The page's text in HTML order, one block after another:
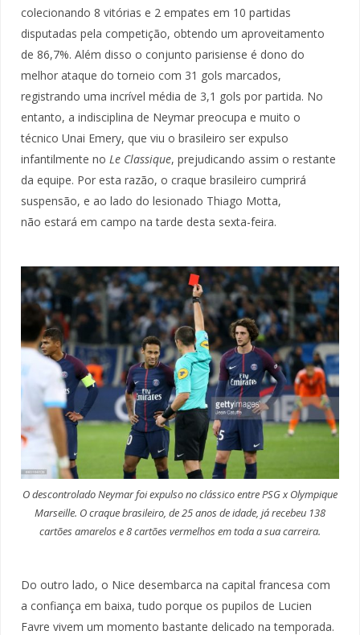
colecionando 8 vitórias e 2 empates em 10 partidas
disputadas pela competição, obtendo um aproveitamento
de 86,7%. Além disso o conjunto parisiense é dono do
melhor ataque do torneio com 31 gols marcados,
registrando uma incrível média de 3,1 gols por partida. No
entanto, a indisciplina de Neymar preocupa e muito o
técnico Unai Emery, que viu o brasileiro ser expulso
infantilmente no Le Classique, prejudicando assim o restante
da equipe. Por esta razão, o craque brasileiro cumprirá
suspensão, e ao lado do lesionado Thiago Motta,
não estará em campo na tarde desta sexta-feira.
O descontrolado Neymar foi expulso no clássico entre PSG x Olympique
Marseille. O craque brasileiro, de 25 anos de idade, já recebeu 138
cartões amarelos e 8 cartões vermelhos em toda a sua carreira.
Do outro lado, o Nice desembarca na capital francesa com
a confiança em baixa, tudo porque os pupilos de Lucien
Favre vivem um momento bastante delicado na temporada.